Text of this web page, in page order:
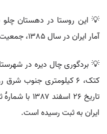
💡 این روستا در دهستان چلو
آمار ایران در سال ۱۳۸۵، جمعیت آن ۶۶ نفر (۱۴خانوار) بوده‌است.
💡 بردگوری چال دیره در
کتک، ۶ کیلومتری جنوب
ایران به ثبت رسیده است.